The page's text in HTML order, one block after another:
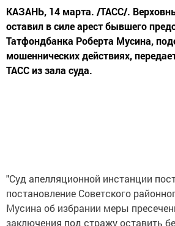
КАЗАНЬ, 14 марта. /ТАСС/.
оставил в силе арест бывшего
Татфондбанка Роберта Мусина,
мошеннических действиях,
ТАСС из зала суда.
"Суд апелляционной инстанции
постановление Советского
Мусина об избрании меры
заключения под стражу оставить